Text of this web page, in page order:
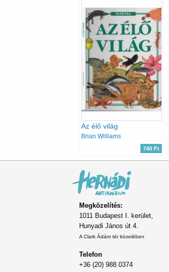
Az élő világ
Brian Williams
740 Ft
Megközelítés:
1011 Budapest I. kerület,
Hunyadi János út 4.
A Clark Ádám tér közelében
Telefon
+36 (20) 988 0374